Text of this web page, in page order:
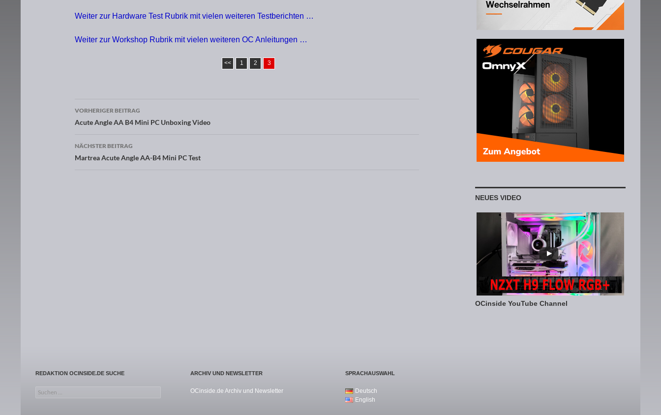
Weiter zur Hardware Test Rubrik mit vielen weiteren Testberichten …
Weiter zur Workshop Rubrik mit vielen weiteren OC Anleitungen …
<< 1 2 3
Beitragsnavigation
VORHERIGER BEITRAG
Acute Angle AA B4 Mini PC Unboxing Video
NÄCHSTER BEITRAG
Martrea Acute Angle AA-B4 Mini PC Test
NEUES VIDEO
OCinside YouTube Channel
REDAKTION OCINSIDE.DE SUCHE
Suchen nach:
ARCHIV UND NEWSLETTER
OCinside.de Archiv und Newsletter
SPRACHAUSWAHL
Deutsch
English